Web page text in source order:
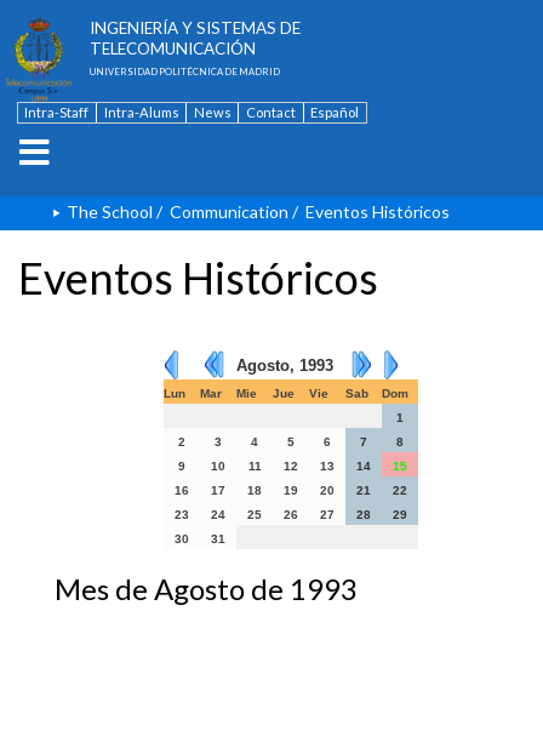
INGENIERÍA Y SISTEMAS DE
TELECOMUNICACIÓN
UNIVERSIDAD POLITÉCNICA DE MADRID
Intra-Staff Intra-Alums News Contact Español
The School / Communication / Eventos Históricos
Eventos Históricos
Agosto, 1993
Lun Mar Mie Jue Vie Sab
Dom
1
2
3 4 5 6 7
8
9
10 11 12 13 14
15
16
17 18 19 20 21
22
23
24 25 26 27 28
29
30
31
Mes de Agosto de 1993